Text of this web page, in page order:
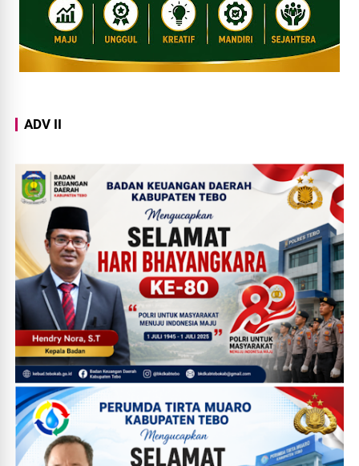
ADV II